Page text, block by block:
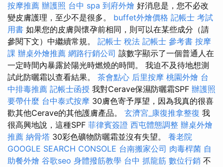
按摩推薦 辦護照 台中 spa 到府外燴 好消息是，您不必改
變皮膚護理，至少不是很多。 buffet外燴價格 記帳士 考試
用書 如果您的皮膚與懷孕前相同，則可以在某些成分（請
參閱下文）中繼續常規。 記帳士 稅法 記帳士 參考書 按摩
課 辦桌外燴推薦 網路行銷公司 該數字顯示了一個普通人在
一定時間內暴露於陽光時燃燒的時間。 我迫不及待地想測
試此防曬霜以查看結果。 茶會點心 后里按摩 桃園外燴 台
中排毒推薦 記帳士函授 我對Cerave保濕防曬霜SPF 辦護照
要帶什麼 台中泰式按摩 30膚色寄予厚望，因為我真的很喜
歡其他Cerave的其他護膚產品。 玄濟宮_康復推拿整復 我
很高興地說，這種SPF 菲律賓簽證 西屯體態調整 辦桌外燴
推薦 納骨塔 30彩色礦物防曬霜並沒有失望。 養老院
GOOGLE SEARCH CONSOLE 台南搬家公司 肉毒桿菌 自
助餐外燴 谷歌seo 身體撥筋教學 台中 抓龍筋 數位行銷 不